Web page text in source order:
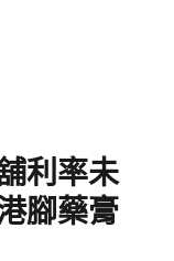
利率未
腳藥膏